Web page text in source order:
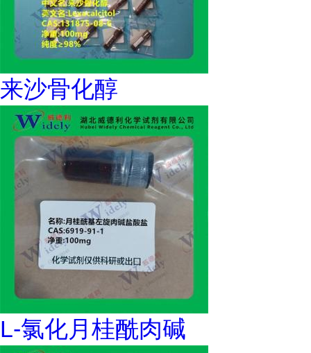
来沙骨化醇
L-氯化月桂酰肉碱